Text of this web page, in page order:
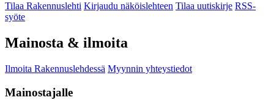
Tilaa Rakennuslehti Kirjaudu näköislehteen Tilaa uutiskirje RSS-
syöte
Mainosta & ilmoita
Ilmoita Rakennuslehdessä Myynnin yhteystiedot
Mainostajalle